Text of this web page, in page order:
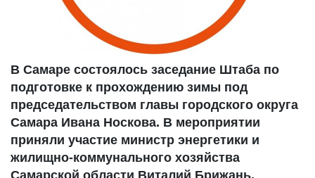
В Самаре состоялось заседание Штаба по
подготовке к прохождению зимы под
председательством главы городского округа
Самара Ивана Носкова. В мероприятии
приняли участие министр энергетики и
жилищно-коммунального хозяйства
Самарской области Виталий Брижань,